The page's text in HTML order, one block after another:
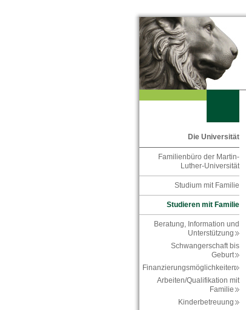
Die Universität
Familienbüro der Martin-
Luther-Universität
Studium mit Familie
Studieren mit Familie
Beratung, Information und
Unterstützung
Schwangerschaft bis
Geburt
Finanzierungsmöglichkeiten
Arbeiten/Qualifikation mit
Familie
Kinderbetreuung